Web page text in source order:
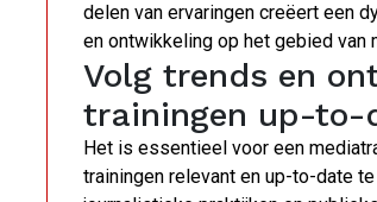
delen van ervaringen creëert een
en ontwikkeling op het gebied van
Volg trends en
trainingen up-to-
Het is essentieel voor een
trainingen relevant en up-to-date